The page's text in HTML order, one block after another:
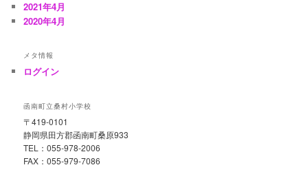
2021年4月
2020年4月
メタ情報
ログイン
函南町立桑村小学校
〒419-0101
静岡県田方郡函南町桑原933
TEL：055-978-2006
FAX：055-979-7086